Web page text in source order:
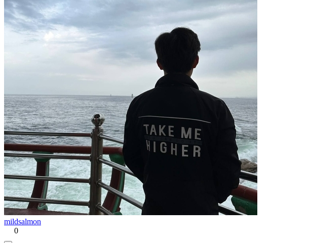
mildsalmon
0